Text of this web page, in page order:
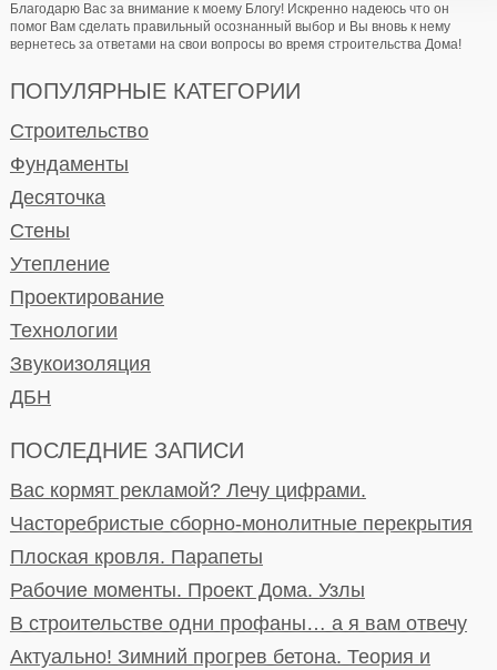
Благодарю Вас за внимание к моему Блогу! Искренно надеюсь что он
помог Вам сделать правильный осознанный выбор и Вы вновь к нему
вернетесь за ответами на свои вопросы во время строительства Дома!
ПОПУЛЯРНЫЕ КАТЕГОРИИ
Строительство
Фундаменты
Десяточка
Стены
Утепление
Проектирование
Технологии
Звукоизоляция
ДБН
ПОСЛЕДНИЕ ЗАПИСИ
Вас кормят рекламой? Лечу цифрами.
Часторебристые сборно-монолитные перекрытия
Плоская кровля. Парапеты
Рабочие моменты. Проект Дома. Узлы
В строительстве одни профаны… а я вам отвечу
Актуально! Зимний прогрев бетона. Теория и